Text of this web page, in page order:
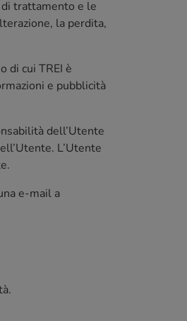
trattamento e le
la perdita,
di cui TREI è
e pubblicità
dell’Utente
L’Utente
e-mail a